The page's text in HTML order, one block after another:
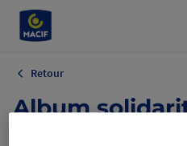
Retour
Album